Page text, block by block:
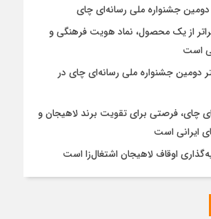
دومین جشنواره ملی رسانه‌ای چای
از یک محصول، نماد هویت فرهنگی و
است
دومین جشنواره ملی رسانه‌ای چای در
چای، فرصتی برای تقویت برند لاهیجان و
ایرانی است
اوقاف لاهیجان اشتغال‌زا است